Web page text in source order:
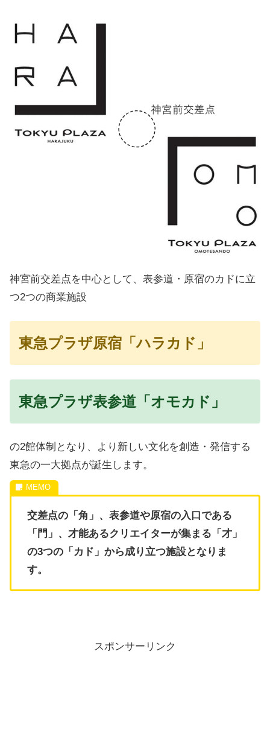
神宮前交差点を中心として、表参道・原宿のカドに立
つ2つの商業施設
東急プラザ原宿「ハラカド」
東急プラザ表参道「オモカド」
の2館体制となり、より新しい文化を創造・発信する
東急の一大拠点が誕生します。
交差点の「角」、表参道や原宿の入口である
「門」、才能あるクリエイターが集まる「才」
の3つの「カド」から成り立つ施設となりま
す。
スポンサーリンク